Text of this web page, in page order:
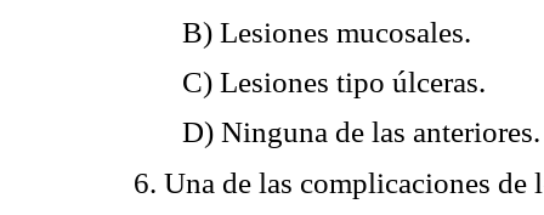
B) Lesiones mucosales.
C) Lesiones tipo úlceras.
D) Ninguna de las anteriores.
6. Una de las complicaciones